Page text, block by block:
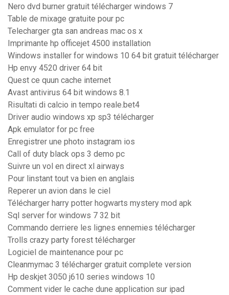
Nero dvd burner gratuit télécharger windows 7
Table de mixage gratuite pour pc
Telecharger gta san andreas mac os x
Imprimante hp officejet 4500 installation
Windows installer for windows 10 64 bit gratuit télécharger
Hp envy 4520 driver 64 bit
Quest ce quun cache internet
Avast antivirus 64 bit windows 8.1
Risultati di calcio in tempo reale.bet4
Driver audio windows xp sp3 télécharger
Apk emulator for pc free
Enregistrer une photo instagram ios
Call of duty black ops 3 demo pc
Suivre un vol en direct xl airways
Pour linstant tout va bien en anglais
Reperer un avion dans le ciel
Télécharger harry potter hogwarts mystery mod apk
Sql server for windows 7 32 bit
Commando derriere les lignes ennemies télécharger
Trolls crazy party forest télécharger
Logiciel de maintenance pour pc
Cleanmymac 3 télécharger gratuit complete version
Hp deskjet 3050 j610 series windows 10
Comment vider le cache dune application sur ipad